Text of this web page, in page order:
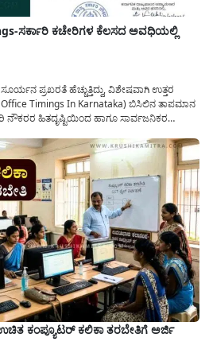
ಸರ್ಕಾರಿ ಕಚೇರಿಗಳ ಕೆಲಸದ ಅವಧಿಯಲ್ಲಿ
ಪ್ರಖರತೆ ಹೆಚ್ಚುತ್ತಿದ್ದು, ವಿಶೇಷವಾಗಿ ಉತ್ತರ
Office Timings In Karnataka) ಬಿಸಿಲಿನ ತಾಪಮಾನ
ನೌಕರರ ಹಿತದೃಷ್ಟಿಯಿಂದ ಹಾಗೂ ಸಾರ್ವಜನಿಕರ
ಏಪ್ರಿಲ್...
ಕಂಪ್ಯೂಟರ್ ಕಲಿಕಾ ತರಬೇತಿಗೆ ಅರ್ಜಿ